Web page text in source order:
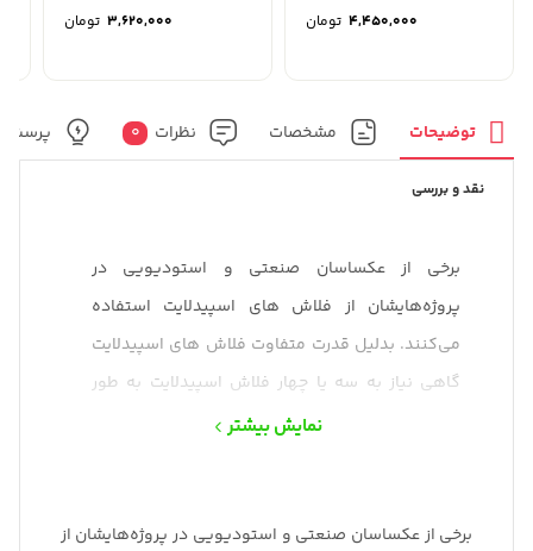
4,450,000 تومان 3,620,000 تومان
توضیحات مشخصات نظرات 0 پرسش
نقد و بررسی
برخی از عکساسان صنعتی و استودیویی در
پروژه‌هایشان از فلاش های اسپیدلایت استفاده
می‌کنند. بدلیل قدرت متفاوت فلاش های اسپیدلایت
گاهی نیاز به سه یا چهار فلاش اسپیدلایت به طور
همزمان میباشد. اتصال فلاش اسپیدلایت بر روی سه
فلاش اسپیدلایت محسوب می‌شود.
نمایش بیشتر
برخی از عکساسان صنعتی و استودیویی در پروژه‌هایشان از